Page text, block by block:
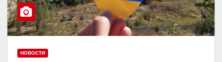
НОВОСТИ